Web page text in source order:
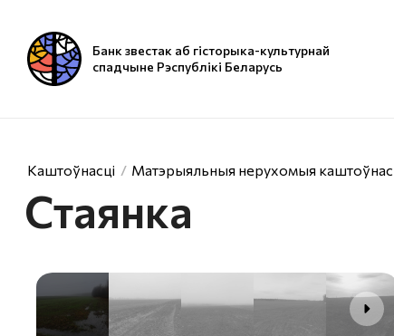
Банк звестак аб гісторыка-культурнай
спадчыне Рэспублікі Беларусь
Каштоўнасці Матэрыяльныя нерухомыя
Стаянка